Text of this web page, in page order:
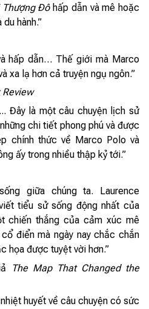
Thượng Đôhấp dẫn và mê hoặc
hành.”
hấp dẫn… Thế giới mà Marco
xa lạ hơn cả truyện ngụ ngôn.”
Review
Đây là một câu chuyện lịch sử
chi tiết phong phú và được
chính thức về Marco Polo và
ấy trong nhiều thập kỷ tới.”
giữa chúng ta. Laurence
tiểu sử sống động nhất của
chiến thắng của cảm xúc mê
điển mà ngày nay chắc chắn
họa được tuyệt vời hơn.”
The Map That Changed the
huyết về câu chuyện có sức